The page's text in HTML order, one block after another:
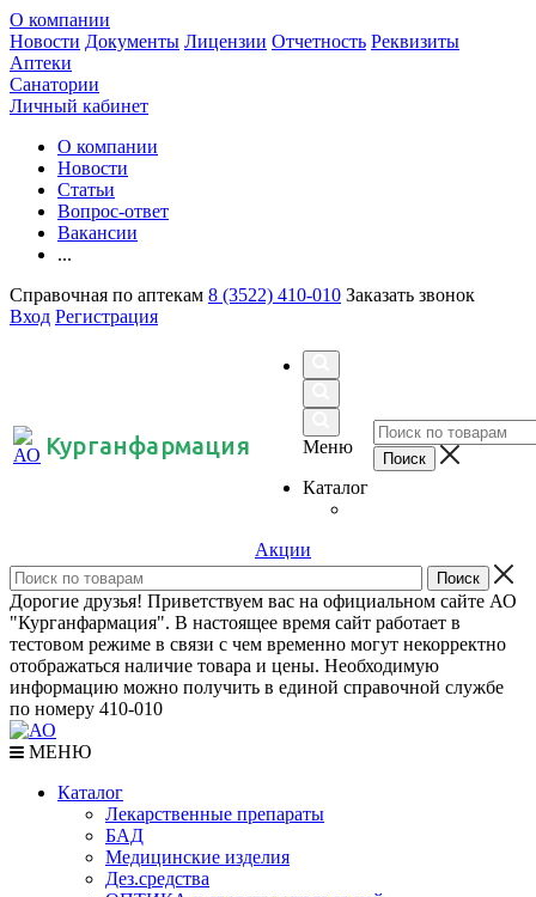
О компании
Новости Документы Лицензии Отчетность Реквизиты
Аптеки
Санатории
Личный кабинет
О компании
Новости
Статьи
Вопрос-ответ
Вакансии
...
Справочная по аптекам 8 (3522) 410-010 Заказать звонок
Вход Регистрация
Курганфармация
Меню
Каталог
Акции
Дорогие друзья! Приветствуем вас на официальном сайте АО
"Курганфармация". В настоящее время сайт работает в
тестовом режиме в связи с чем временно могут некорректно
отображаться наличие товара и цены. Необходимую
информацию можно получить в единой справочной службе
по номеру 410-010
МЕНЮ
Каталог
Лекарственные препараты
БАД
Медицинские изделия
Дез.средства